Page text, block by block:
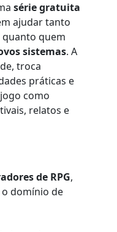
série gratuita
ajudar tanto
quanto quem
sistemas. A
troca
práticas e
como
relatos e
de RPG,
domínio de